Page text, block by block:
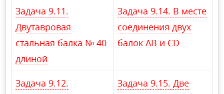
Задача 9.11.
Двутавровая
стальная балка № 40
длиной
Задача 9.14. В месте
соединения двух
балок АВ и CD
Задача 9.12.
Задача 9.15. Две